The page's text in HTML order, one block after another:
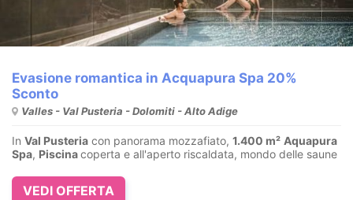
Evasione romantica in Acquapura Spa 20%
Sconto
Valles - Val Pusteria - Dolomiti - Alto Adige
In Val Pusteria con panorama mozzafiato, 1.400 m² Aquapura
Spa, Piscinacoperta e all'aperto riscaldata, mondo delle saune
VEDI OFFERTA